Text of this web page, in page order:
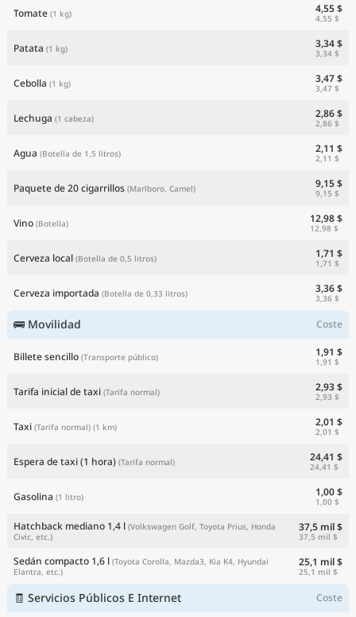
Tomate (1 kg) 4,55 $
4,55 $
Patata (1 kg) 3,34 $
3,34 $
Cebolla (1 kg) 3,47 $
3,47 $
Lechuga (1 cabeza) 2,86 $
2,86 $
Agua (Botella de 1,5 litros) 2,11 $
2,11 $
Paquete de 20 cigarrillos (Marlboro, Camel) 9,15 $
9,15 $
Vino (Botella) 12,98 $
12,98 $
Cerveza local (Botella de 0,5 litros) 1,71 $
1,71 $
Cerveza importada (Botella de 0,33 litros) 3,36 $
3,36 $
🚌 Movilidad Coste
Billete sencillo (Transporte público) 1,91 $
1,91 $
Tarifa inicial de taxi (Tarifa normal) 2,93 $
2,93 $
Taxi (Tarifa normal) (1 km) 2,01 $
2,01 $
Espera de taxi (1 hora) (Tarifa normal) 24,41 $
24,41 $
Gasolina (1 litro) 1,00 $
1,00 $
Hatchback mediano 1,4 l (Volkswagen Golf, Toyota Prius, Honda
Civic, etc.)
37,5 mil $
37,5 mil $
Sedán compacto 1,6 l (Toyota Corolla, Mazda3, Kia K4, Hyundai
Elantra, etc.)
25,1 mil $
25,1 mil $
🧾 Servicios Públicos E Internet
Coste